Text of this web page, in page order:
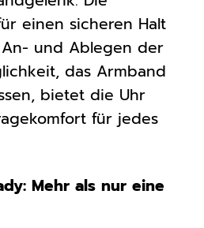
einen sicheren Halt
und Ablegen der
das Armband
bietet die Uhr
für jedes
Mehr als nur eine